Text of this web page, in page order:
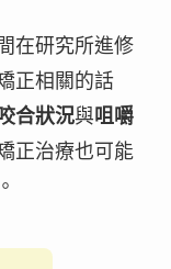
在研究所進修
正相關的話
合狀況與咀嚼
正治療也可能